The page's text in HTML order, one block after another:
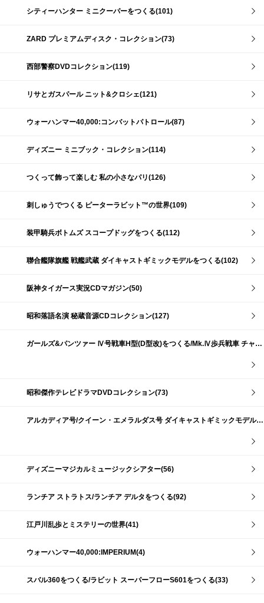
シティーハンター ミニクーパーをつくる(101)
ZARD プレミアムディスク・コレクション(73)
西部警察DVDコレクション(119)
リサとガスパール ニット&クロシェ(121)
ウォーハンマー40,000:コンバットパトロール(87)
ディズニー ミニブック・コレクション(114)
つくって飾って楽しむ 私の小さなパリ(126)
刺しゅうでつくる ピーターラビット™の世界(109)
装甲騎兵ボトムズ スコープドッグをつくる(112)
聯合艦隊旗艦 戦艦武蔵 ダイキャストギミックモデルをつくる(102)
阪神タイガース実況CDマガジン(50)
昭和落語名演 秘蔵音源CDコレクション(127)
ガールズ&パンツァー Ⅳ号戦車H型(D型改)をつくる/Mk.Ⅳ歩兵戦車 チャーチルMk.Ⅶをつくる(191)
昭和傑作テレビドラマDVDコレクション(73)
アルカディア号/クイーン・エメラルダス号 ダイキャストギミックモデルをつくる(159)
ディズニーマジカルミュージックシアター(56)
ランチア ストラトス/ランチア デルタをつくる(92)
江戸川乱歩とミステリーの世界(41)
ウォーハンマー40,000:IMPERIUM(4)
スバル360をつくる/ラビット スーパーフローS601をつくる(33)